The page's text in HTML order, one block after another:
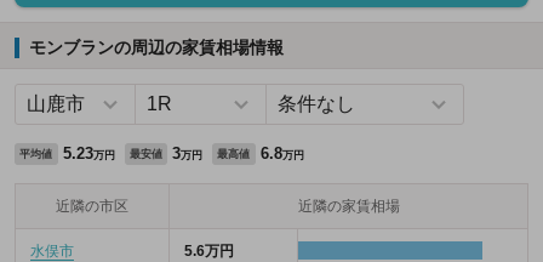
モンブランの周辺の家賃相場情報
平均値 5.23万円 最安値 3万円 最高値 6.8万円
近隣の市区 近隣の家賃相場
水俣市 5.6万円